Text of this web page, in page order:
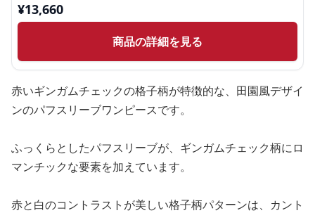
¥13,660
商品の詳細を見る
赤いギンガムチェックの格子柄が特徴的な、田園風デザイ
ンのパフスリーブワンピースです。
ふっくらとしたパフスリーブが、ギンガムチェック柄にロ
マンチックな要素を加えています。
赤と白のコントラストが美しい格子柄パターンは、カント